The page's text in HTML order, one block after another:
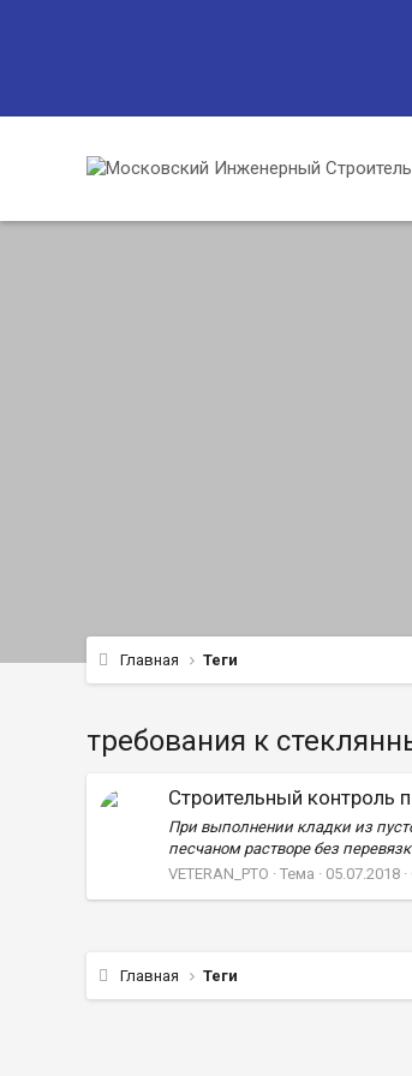
Главная Теги
требования к
Строительный контроль
При выполнении кладки из
песчаном растворе без
VETERAN_PTO
Тема 05.07.2018
Главная Теги